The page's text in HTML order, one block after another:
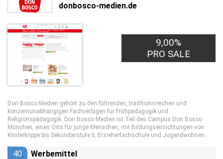
donbosco-medien.de
9,00%
PRO SALE
Don Bosco Medien gehört zu den führenden, traditionsreichen und
konzernunabhängigen Fachverlagen für Frühpädagogik und
Religionspädagogik. Don Bosco Medien ist Teil des Campus Don Bosco
München, eines Orts für junge Menschen, mit Bildungseinrichtungen von
Kinderkrippe bis Sekundarstufe II, Erzieherfachschule und Jugendwohnen.
40 Werbemittel